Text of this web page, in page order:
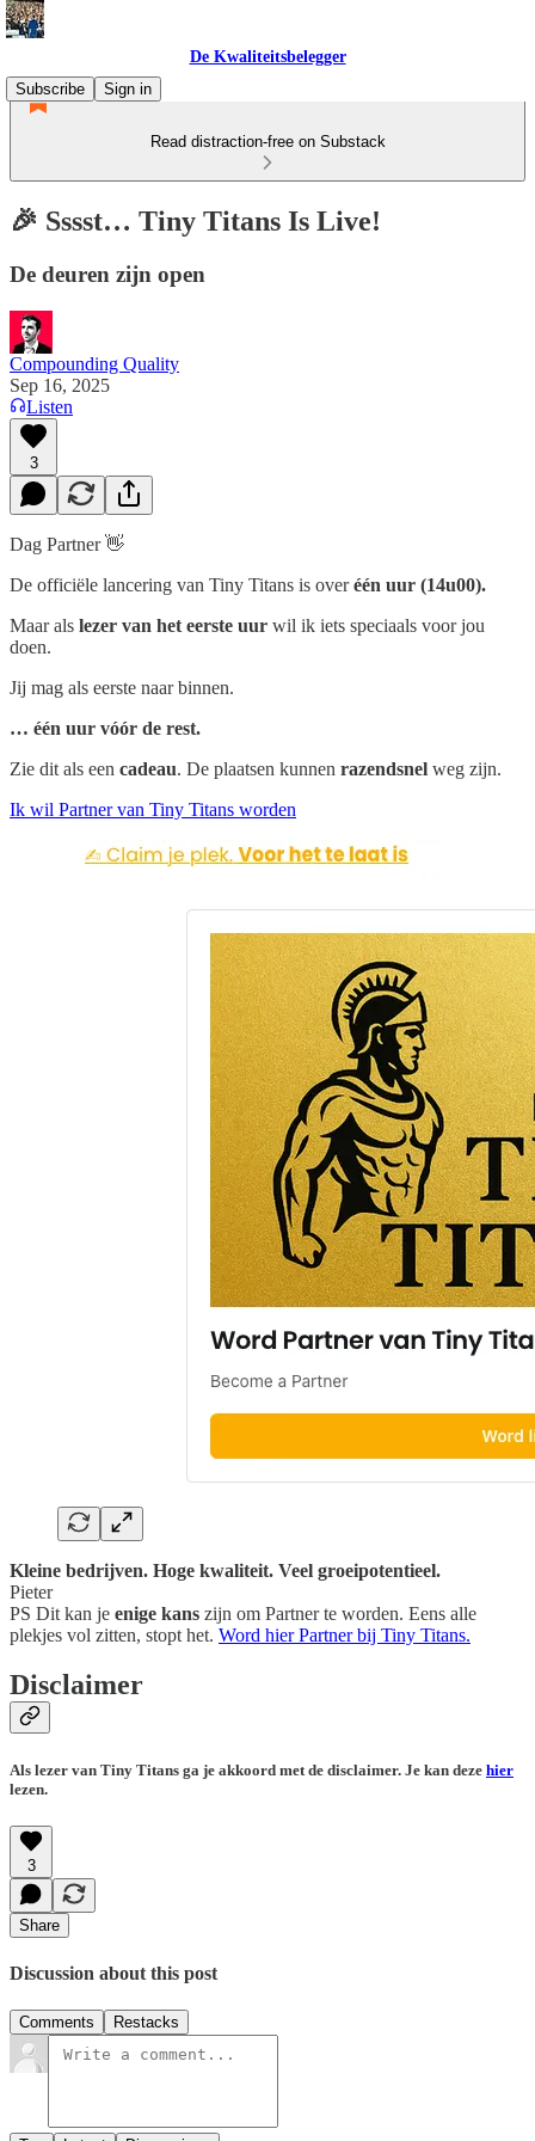
De Kwaliteitsbelegger
Subscribe
Sign in
Read distraction-free on Substack
🎉 Sssst… Tiny Titans Is Live!
De deuren zijn open
Compounding Quality
Sep 16, 2025
Listen
3
Dag Partner 👋
De officiële lancering van Tiny Titans is overéén uur (14u00).
Maar als lezer van het eerste uur wil ik iets speciaals voor jou
doen.
Jij mag als eerste naar binnen.
… één uur vóór de rest.
Zie dit als een cadeau. De plaatsen kunnen razendsnel weg zijn.
Ik wil Partner van Tiny Titans worden
Kleine bedrijven. Hoge kwaliteit. Veel groeipotentieel.
Pieter
PS Dit kan je enige kans zijn om Partner te worden. Eens alle
plekjes vol zitten, stopt het. Word hier Partner bij Tiny Titans.
Disclaimer
Als lezer van Tiny Titans ga je akkoord met de disclaimer. Je kan deze hier
lezen.
3
Share
Discussion about this post
Comments Restacks